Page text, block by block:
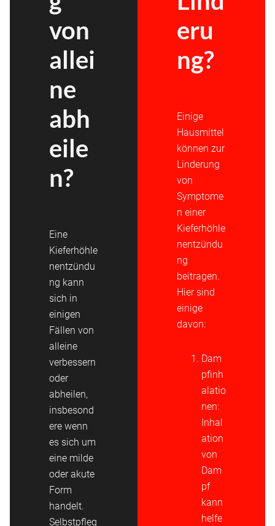
von
allei
ne
abh
eile
n?
Eine
Kieferhöhle
nentzündu
ng kann
sich in
einigen
Fällen von
alleine
verbessern
oder
abheilen,
insbesond
ere wenn
es sich um
eine milde
oder akute
Form
handelt.
Selbstpfleg
eru
ng?
Einige
Hausmittel
können zur
Linderung
von
Symptome
n einer
Kieferhöhle
nentzündu
ng
beitragen.
Hier sind
einige
davon:
Dam
pfinh
alatio
nen:
Inhal
ation
von
Dam
pf
kann
helfe